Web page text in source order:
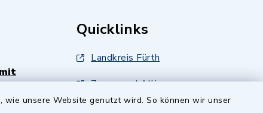
wie unsere Website genutzt wird. So können wir unser
Quicklinks
Landkreis Fürth
Zenngrund Allianz